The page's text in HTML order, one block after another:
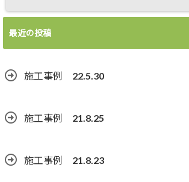
最近の投稿
施工事例 22.5.30
施工事例 21.8.25
施工事例 21.8.23